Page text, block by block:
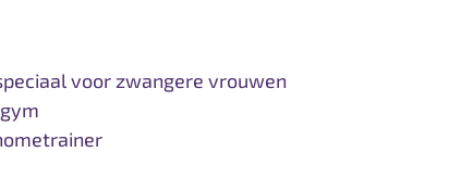
voor zwangere vrouwen